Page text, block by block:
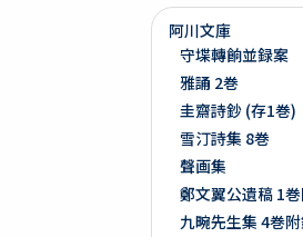
阿川文庫
守堞轉餉並録案
雅誦 2巻
圭齋詩鈔 (存1巻)
雪汀詩集 8巻
聲画集
鄭文翼公遺稿 1
九畹先生集 4巻